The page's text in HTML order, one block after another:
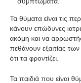
Τα θύματα είναι τις
κάνουν επώδυνες
ακόμη και να
πεθάνουν εξαιτίας
ότι τα φροντίζει.
Τα παιδιά που είναι